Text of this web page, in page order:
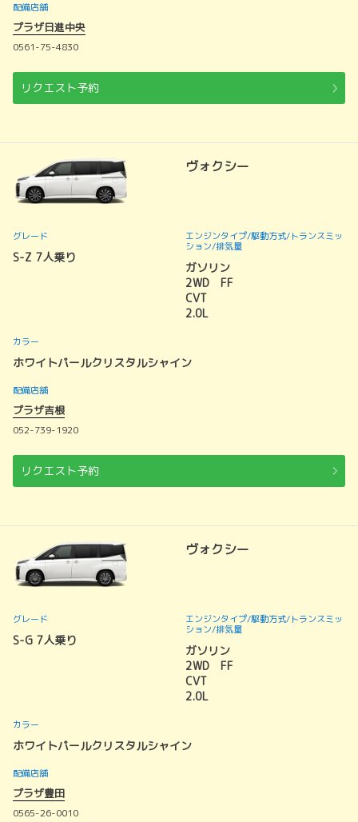
配備店舗
プラザ日進中央
0561-75-4830
リクエスト予約
ヴォクシー
グレード
S-Z 7人乗り
エンジンタイプ/駆動方式/トランスミッ
ション/排気量
ガソリン
2WD FF
CVT
2.0L
カラー
ホワイトパールクリスタルシャイン
配備店舗
プラザ吉根
052-739-1920
リクエスト予約
ヴォクシー
グレード
S-G 7人乗り
エンジンタイプ/駆動方式/トランスミッ
ション/排気量
ガソリン
2WD FF
CVT
2.0L
カラー
ホワイトパールクリスタルシャイン
配備店舗
プラザ豊田
0565-26-0010